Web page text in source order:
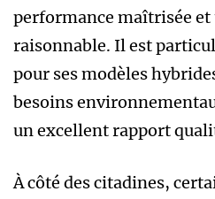
performance maîtrisée
raisonnable. Il est
pour ses modèles
besoins
un excellent rapport
À côté des citadines,